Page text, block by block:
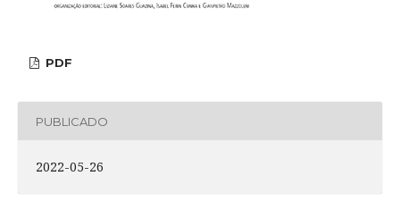
PDF
PUBLICADO
2022-05-26